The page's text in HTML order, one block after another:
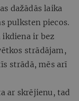
dažādās laika
pulksten piecos.
ikdiena ir bez
strādājam,
strādā, mēs arī
ar skrējienu, tad